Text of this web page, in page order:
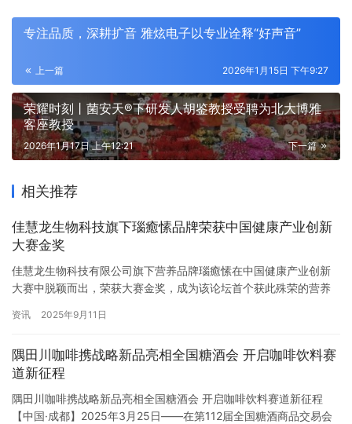
专注品质，深耕扩音 雅炫电子以专业诠释“好声音”
上一篇 2026年1月15日 下午9:27
荣耀时刻丨菌安天®下研发人胡鉴教授受聘为北大博雅
客座教授
下一篇
2026年1月17日 上午12:21
相关推荐
佳慧龙生物科技旗下瑙癒愫品牌荣获中国健康产业创新
大赛金奖
佳慧龙生物科技有限公司旗下营养品牌瑙癒愫在中国健康产业创新
大赛中脱颖而出，荣获大赛金奖，成为该论坛首个获此殊荣的营养
破。 瑙癒愫品牌凭借其科学配比和精准营养的创新理念，获得了评
神经保护功能的磷脂酰丝氨酸，针对颅脑损伤和术后恢复人群的特
殊营养需…
资讯 2025年9月11日
隅田川咖啡携战略新品亮相全国糖酒会 开启咖啡饮料赛
道新征程
隅田川咖啡携战略新品亮相全国糖酒会 开启咖啡饮料赛道新征程
【中国·成都】2025年3月25日——在第112届全国糖酒商品交易会